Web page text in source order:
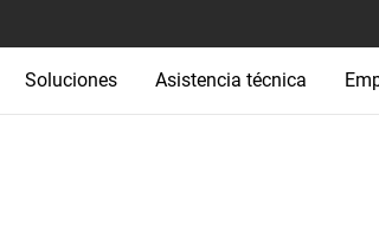
Soluciones Asistencia técnica